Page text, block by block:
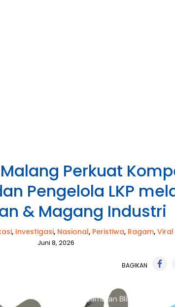
Malang Perkuat
Pengelola LKP
& Magang Industri
, Investigasi, Nasional, Peristiwa, Ragam, Viral
Juni 8, 2026
BAGIKAN